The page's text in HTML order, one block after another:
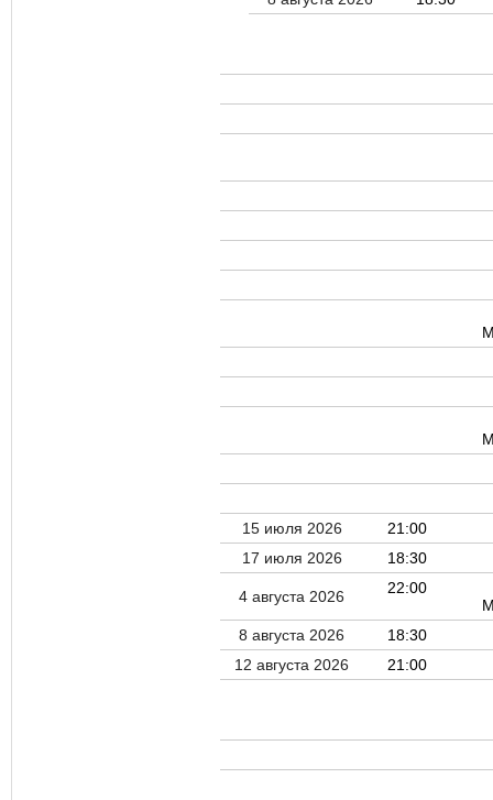
15 июля 2026
21:00
17 июля 2026
18:30
4 августа 2026
22:00
8 августа 2026
18:30
12 августа 2026
21:00